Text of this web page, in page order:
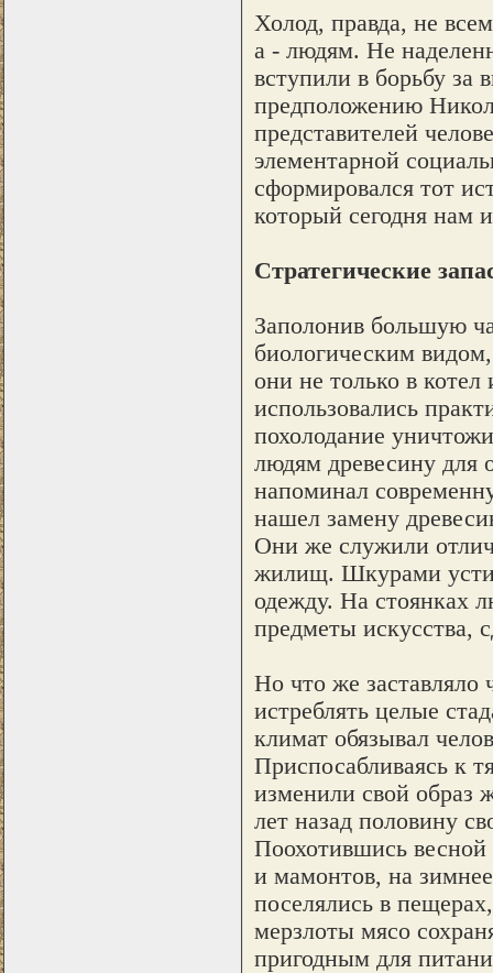
Холод, правда, не
а - людям. Не
вступили в борьбу
предположению
представителей
элементарной
сформировался тот
который сегодня нам
Стратегические
Заполонив большую
биологическим
они не только в
использовались
похолодание
людям древесину для
напоминал
нашел замену
Они же служили
жилищ. Шкурами
одежду. На стоянках
предметы искусства,
Но что же заставляло
истреблять целые
климат обязывал
Приспосабливаясь к
изменили свой образ
лет назад половину
Поохотившись
и мамонтов, на
поселялись в
мерзлоты мясо
пригодным для